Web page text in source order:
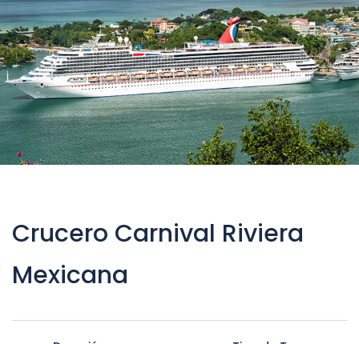
Crucero Carnival Riviera
Mexicana